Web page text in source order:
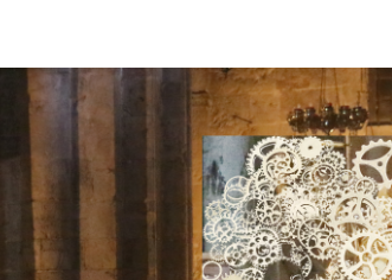
2022
2022
2021
2021